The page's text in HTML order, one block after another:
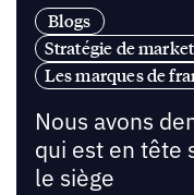
Blogs
Stratégie de
Les marques de
Nous avons
qui est en tête
le siège